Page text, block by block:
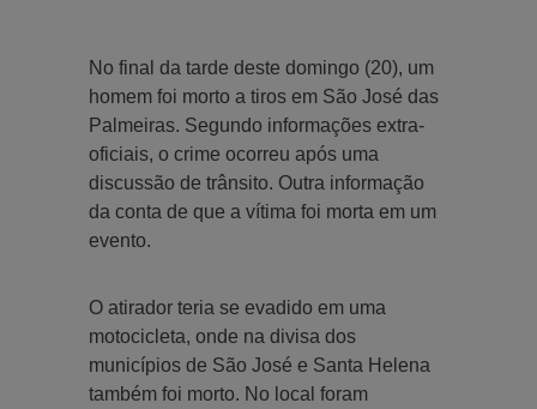
No final da tarde deste domingo (20), um
homem foi morto a tiros em São José das
Palmeiras. Segundo informações extra-
oficiais, o crime ocorreu após uma
discussão de trânsito. Outra informação
da conta de que a vítima foi morta em um
evento.
O atirador teria se evadido em uma
motocicleta, onde na divisa dos
municípios de São José e Santa Helena
também foi morto. No local foram